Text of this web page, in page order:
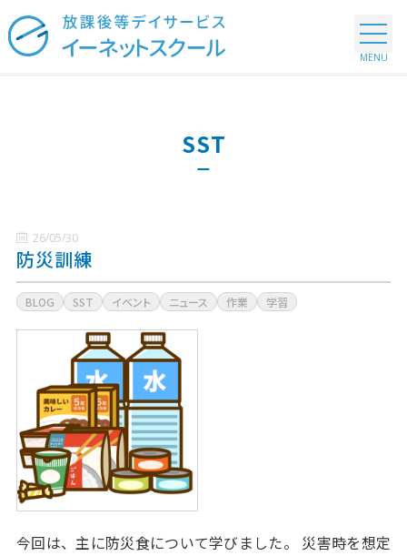
SST
26/05/30
防災訓練
BLOG SST イベント ニュース 作業 学習
今回は、主に防災食について学びました。 災害時を想定